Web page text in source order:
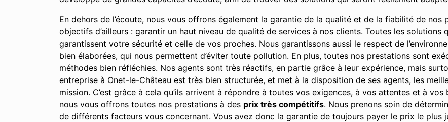
En dehors de l’écoute, nous vous offrons également la garantie de la qualité et de la fiabilité de nos
objectifs d’ailleurs : garantir un haut niveau de qualité de services à nos clients. Toutes les
garantissent votre sécurité et celle de vos proches. Nous garantissons aussi le respect de
bien élaborées, qui nous permettent d’éviter toute pollution. En plus, toutes nos prestations sont
méthodes bien réfléchies. Nos agents sont très réactifs, en partie grâce à leur expérience, mais
entreprise à Onet-le-Château est très bien structurée, et met à la disposition de ses agents, les
mission. C’est grâce à cela qu’ils arrivent à répondre à toutes vos exigences, à vos attentes et à
nous vous offrons toutes nos prestations à des prix très compétitifs. Nous prenons soin de
de différents facteurs vous concernant. Vous avez donc la garantie de toujours payer le prix le plus